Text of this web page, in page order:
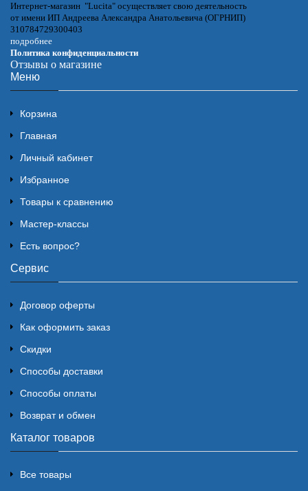
Интернет-магазин "Lucita" осуществляет свою деятельность
от имени ИП Андреева Александра Анатольевича (ОГРНИП)
310784729300403
подробнее
Политика конфиденциальности
Отзывы о магазине
Меню
Корзина
Главная
Личный кабинет
Избранное
Товары к сравнению
Мастер-классы
Есть вопрос?
Сервис
Договор оферты
Как оформить заказ
Скидки
Способы доставки
Способы оплаты
Возврат и обмен
Каталог товаров
Все товары